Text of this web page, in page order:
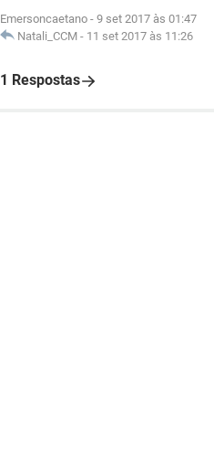
Emersoncaetano - 9 set 2017 às 01:47
Natali_CCM - 11 set 2017 às 11:26
1 Respostas